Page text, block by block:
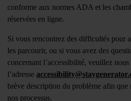
conforme aux normes ADA et les
réservées en ligne.
Si vous rencontrez des difficultés pour
les parcourir, ou si vous avez des
concernant l’accessibilité, veuillez nous
l’adresse
brève description du problème afin que
nos processus.